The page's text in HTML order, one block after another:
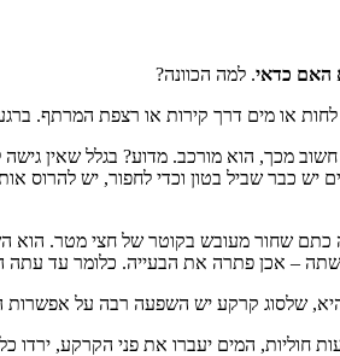
האם כדאי. למה הכוונה?
או מים דרך קירות או רצפת המרתף.
מכך, הוא מורכב. מדוע? בגלל שאין
יש כבר שביל בטון וכדי לחפור, יש
כתם שחור מעובש בקוטר של חצי מטר.
– אכן פתרה את הבעייה. כלומר עד עתה
שלסוג קרקע יש השפעה רבה על אפשרות
חוליות, המים יעברו את פני הקרקע,